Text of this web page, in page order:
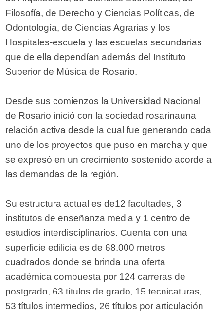
Filosofía, de Derecho y Ciencias Políticas, de
Odontología, de Ciencias Agrarias y los
Hospitales-escuela y las escuelas secundarias
que de ella dependían además del Instituto
Superior de Música de Rosario.
Desde sus comienzos la Universidad Nacional
de Rosario inició con la sociedad rosarinauna
relación activa desde la cual fue generando cada
uno de los proyectos que puso en marcha y que
se expresó en un crecimiento sostenido acorde a
las demandas de la región.
Su estructura actual es de12 facultades, 3
institutos de enseñanza media y 1 centro de
estudios interdisciplinarios. Cuenta con una
superficie edilicia es de 68.000 metros
cuadrados donde se brinda una oferta
académica compuesta por 124 carreras de
postgrado, 63 títulos de grado, 15 tecnicaturas,
53 títulos intermedios, 26 títulos por articulación